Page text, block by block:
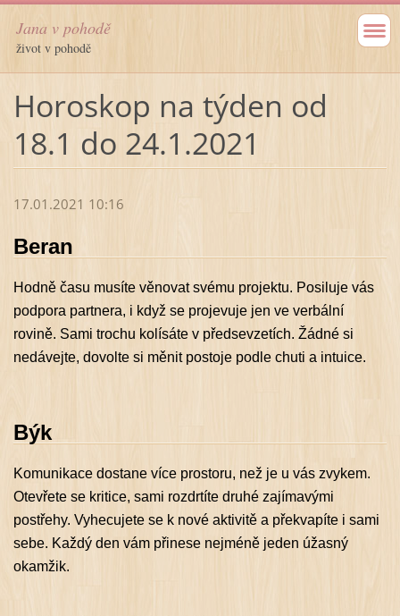
Jana v pohodě
život v pohodě
Horoskop na týden od
18.1 do 24.1.2021
17.01.2021 10:16
Beran
Hodně času musíte věnovat svému projektu. Posiluje vás
podpora partnera, i když se projevuje jen ve verbální
rovině. Sami trochu kolísáte v předsevzetích. Žádné si
nedávejte, dovolte si měnit postoje podle chuti a intuice.
Býk
Komunikace dostane více prostoru, než je u vás zvykem.
Otevřete se kritice, sami rozdrtíte druhé zajímavými
postřehy. Vyhecujete se k nové aktivitě a překvapíte i sami
sebe. Každý den vám přinese nejméně jeden úžasný
okamžik.